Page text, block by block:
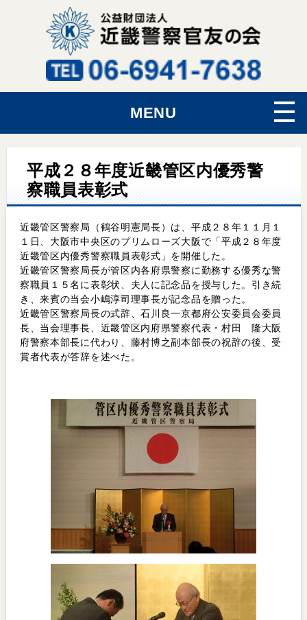
MENU
平成２８年度近畿管区内優秀警
察職員表彰式
近畿管区警察局（鶴谷明憲局長）は、平成２８年１１月１
１日、大阪市中央区のプリムローズ大阪で「平成２８年度
近畿管区内優秀警察職員表彰式」を開催した。
近畿管区警察局長が管区内各府県警察に勤務する優秀な警
察職員１５名に表彰状、夫人に記念品を授与した。引き続
き、来賓の当会小嶋淳司理事長が記念品を贈った。
近畿管区警察局長の式辞、石川良一京都府公安委員会委員
長、当会理事長、近畿管区内府県警察代表・村田 隆大阪
府警察本部長に代わり、藤村博之副本部長の祝辞の後、受
賞者代表が答辞を述べた。